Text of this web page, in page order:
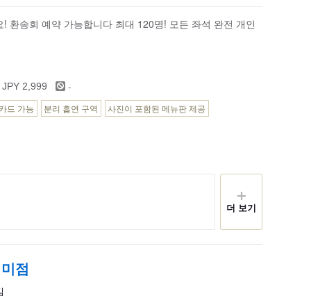
환송회 예약 가능합니다 최대 120명! 모든 좌석 완전 개인
2,999 -
드 가능 분리 흡연 구역 사진이 포함된 메뉴판 제공
더 보기
점